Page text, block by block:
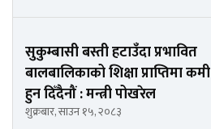
सुकुम्बासी बस्ती हटाउँदा प्रभावित
बालबालिकाको शिक्षा प्राप्तिमा कमी
हुन दिँदैनौं : मन्त्री पोखरेल
शुक्रबार, साउन १५, २०८३